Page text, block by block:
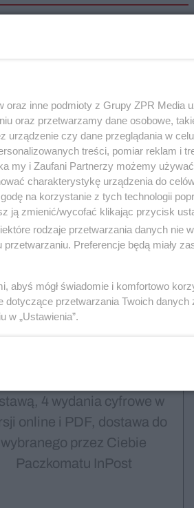
cyfrowe
(dostawa
InPost)
150,00
4 wydania cyfrowe w
online i PDF, dostawa do
wybranego przez Ciebie
Paczkomatu InPost
oraz inne podmioty z Grupy ZPR Media
oraz przetwarzamy dane osobowe,
urządzenie czy dane przeglądania w
treści, pomiar reklam i
my i Zaufani Partnerzy możemy
charakterystykę urządzenia do
na korzystanie z tych technologii
ją zmienić/wycofać klikając przycisk
rodzaje przetwarzania danych nie
Preferencje będą miały
abyś mógł świadomie i komfortowo
dotyczące przetwarzania Twoich danych
w „Ustawienia”.